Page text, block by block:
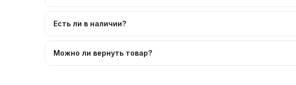
Есть ли в наличии?
Можно ли вернуть товар?